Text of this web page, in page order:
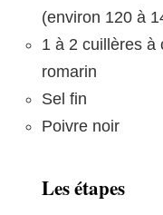
(environ 120 à
1 à 2 cuillères à
romarin
Sel fin
Poivre noir
Les étapes